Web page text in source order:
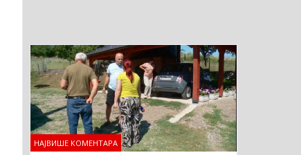
НАЈВИШЕ КОМЕНТАРА